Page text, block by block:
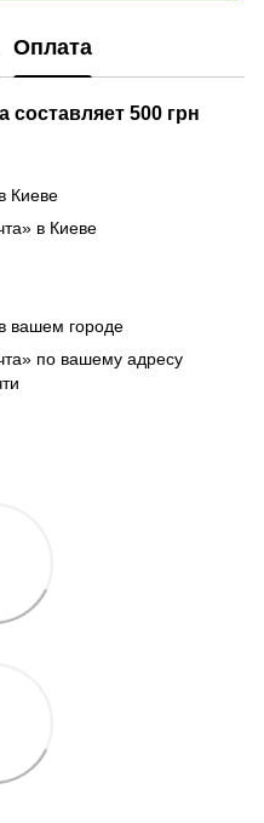
Оплата
составляет 500 грн
Киеве
в Киеве
вашем городе
по вашему адресу